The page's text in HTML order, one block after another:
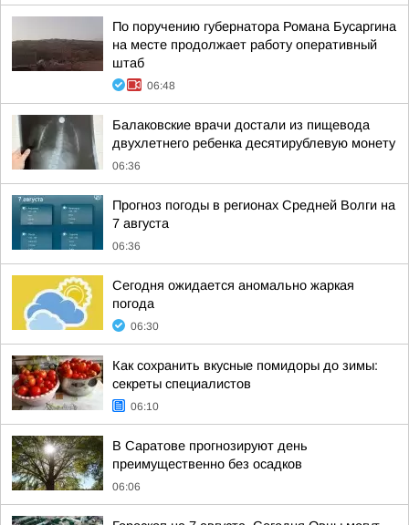
По поручению губернатора Романа Бусаргина
на месте продолжает работу оперативный
штаб
06:48
Балаковские врачи достали из пищевода
двухлетнего ребенка десятирублевую монету
06:36
Прогноз погоды в регионах Средней Волги на
7 августа
06:36
Сегодня ожидается аномально жаркая
погода
06:30
Как сохранить вкусные помидоры до зимы:
секреты специалистов
06:10
В Саратове прогнозируют день
преимущественно без осадков
06:06